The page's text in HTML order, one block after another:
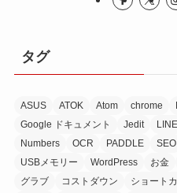
タグ
ASUS ATOK Atom chrome
Google ドキュメント
Jedit LINE
Numbers
OCR PADDLE SEO
USBメモリー
WordPress お金
グラブ
コストダウン ショート